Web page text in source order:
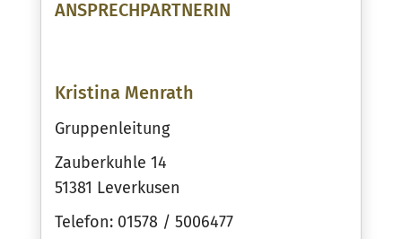
ANSPRECHPARTNERIN
Kristina Menrath
Gruppenleitung
Zauberkuhle 14
51381 Leverkusen
Telefon: 01578 / 5006477